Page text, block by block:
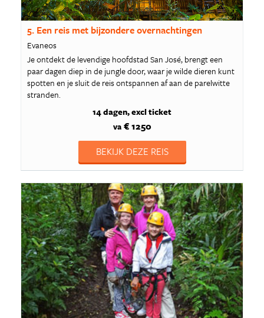
5. Een reis met bijzondere overnachtingen
Evaneos
Je ontdekt de levendige hoofdstad San José, brengt een
paar dagen diep in de jungle door, waar je wilde dieren kunt
spotten en je sluit de reis ontspannen af aan de parelwitte
stranden.
14 dagen excl ticket
va€ 1250
BEKIJK DEZE REIS